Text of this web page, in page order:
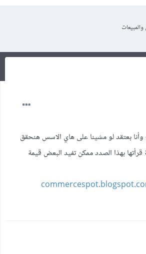
بعتقد لو مشينا على هاي الاسس هنحقق
بهذا الصدد ممكن تفيد البعض قيمة